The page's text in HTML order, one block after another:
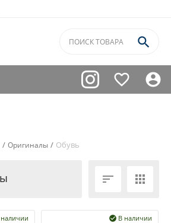



/ Оригиналы / Обувь
 
В наличии
